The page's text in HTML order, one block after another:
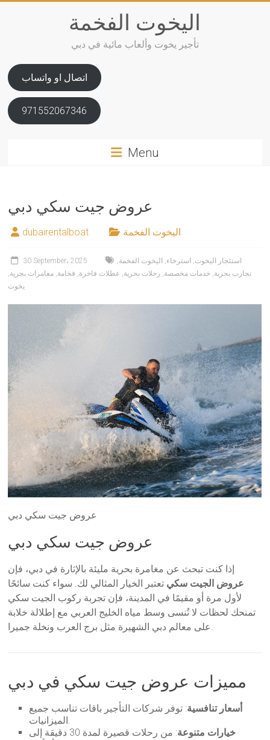
اليخوت الفخمة
تأجير يخوت وألعاب مائية في دبي
اتصال او واتساب
971552067346
Menu
عروض جيت سكي دبي
dubairentalboat اليخوت الفخمة
30 September، 2025 استئجار اليخوت, استرخاء, اليخوت الفخمة,
تجارب بحرية, خدمات مخصصة, رحلات بحرية, عطلات فاخرة, فخامة, مغامرات بحرية,
يخوت
عروض جيت سكي دبي
عروض جيت سكي دبي
إذا كنت تبحث عن مغامرة بحرية مليئة بالإثارة في دبي، فإن
عروض الجيت سكي تعتبر الخيار المثالي لك. سواء كنت سائحًا
لأول مرة أو مقيمًا في المدينة، فإن تجربة ركوب الجيت سكي
تمنحك لحظات لا تُنسى وسط مياه الخليج العربي مع إطلالة خلابة
على معالم دبي الشهيرة مثل برج العرب ونخلة جميرا.
مميزات عروض جيت سكي في دبي
أسعار تنافسية: توفر شركات التأجير باقات تناسب جميع
الميزانيات.
خيارات متنوعة
: من رحلات قصيرة لمدة 30 دقيقة إلى